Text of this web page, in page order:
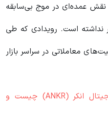
نقش عمده‌ای در موج بی‌سابقه
اجباری ۱۰ اکتبر نداشته است. رویدادی که طی
موقعیت‌های معاملاتی در سراسر بازار
ارز دیجیتال انکر (ANKR) چیست و